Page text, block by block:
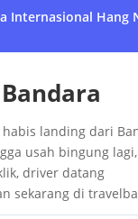
Internasional Hang
landing dari
usah bingung
driver datang
sekarang di